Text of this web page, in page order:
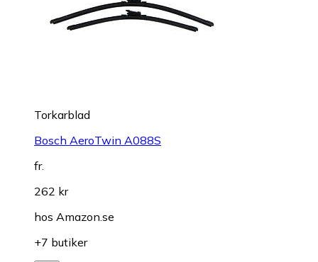
Torkarblad
Bosch AeroTwin A088S
fr.
262 kr
hos Amazon.se
+7 butiker